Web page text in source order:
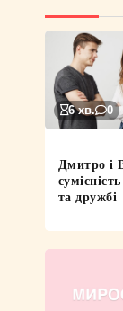
6 хв. 0
Дмитро і
та дружбі